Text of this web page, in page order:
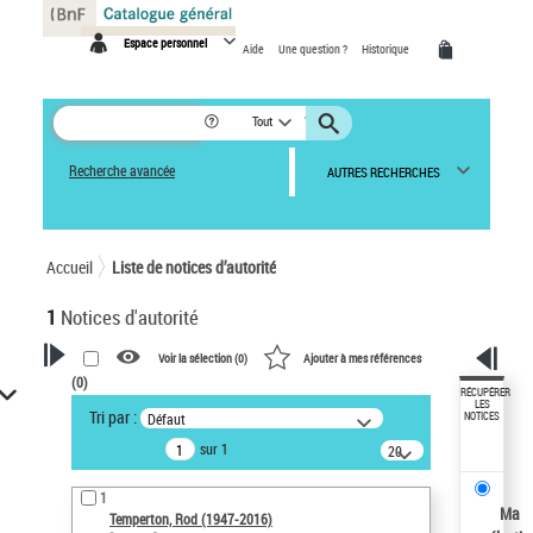
Espace personnel Aide Une question ? Historique
Tout
Recherche avancée AUTRES RECHERCHES
Accueil Liste de notices d’autorité
1 Notices d'autorité
VOTRE RECHERCHE
Recherche avancée dans les
notices d’autorité
Œuvres liées à l'auteur :
Temperton, Rod (1947-2016)
Voir la sélection (0) Ajouter à mes références
(0)
Tri par : Défaut
sur 1
20
résultats/page
1
Temperton, Rod (1947-2016)
RÉCUPÉRER
LES
NOTICES
Ma
Panneau de gestion des cookies